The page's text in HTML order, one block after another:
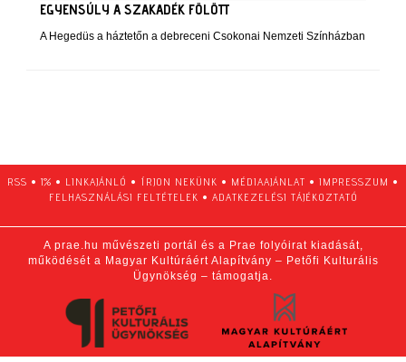
EGYENSÚLY A SZAKADÉK FÖLÖTT
A Hegedüs a háztetőn a debreceni Csokonai Nemzeti Színházban
RSS • 1% • LINKAJÁNLÓ • ÍRJON NEKÜNK • MÉDIAAJÁNLAT • IMPRESSZUM •
FELHASZNÁLÁSI FELTÉTELEK • ADATKEZELÉSI TÁJÉKOZTATÓ
A prae.hu művészeti portál és a Prae folyóirat kiadását,
működését a Magyar Kultúráért Alapítvány – Petőfi Kulturális
Ügynökség – támogatja.